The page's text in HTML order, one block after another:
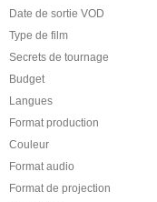
Date de sortie VOD
Type de film
Secrets de tournage
Budget
Langues
Format production
Couleur
Format audio
Format de projection